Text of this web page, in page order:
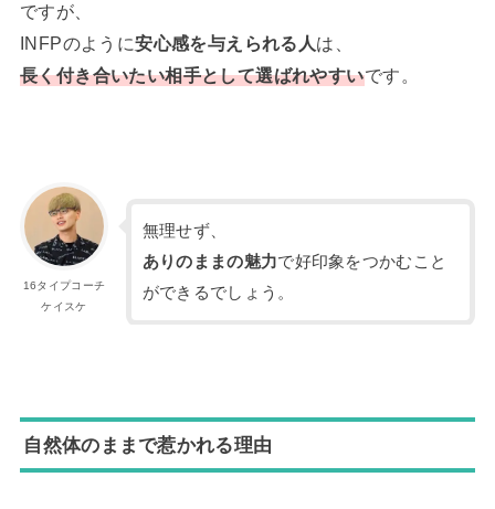
ですが、
INFPのように安心感を与えられる人は、
長く付き合いたい相手として選ばれやすいです。
16タイプコーチ
ケイスケ
無理せず、
ありのままの魅力で好印象をつかむこと
ができるでしょう。
自然体のままで惹かれる理由